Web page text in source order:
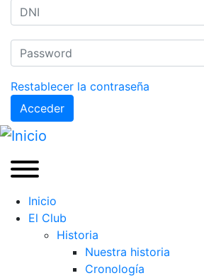
Restablecer la contraseña
Acceder
Inicio
El Club
Historia
Nuestra historia
Cronología